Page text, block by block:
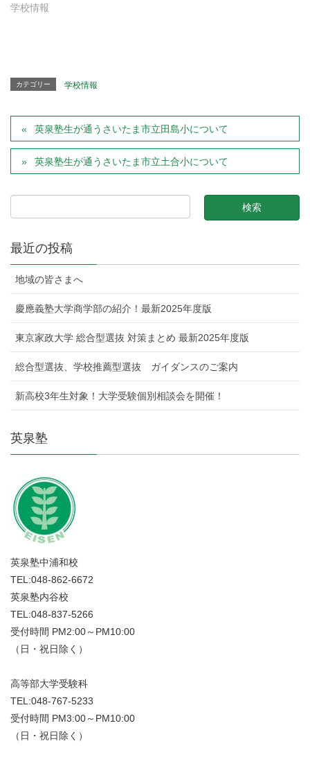
学校情報
カテゴリー 学校情報
英泉塾生が通うさいたま市立田島小について
英泉塾生が通うさいたま市立土合小について
最近の投稿
地域の皆さまへ
慶應義塾大学商学部の紹介！最新2025年度版
東京家政大学 総合型選抜 対策まとめ 最新2025年度版
総合型選抜、学校推薦型選抜 ガイダンスのご案内
新高校3年生対象！大学受験個別相談会を開催！
英泉塾
英泉塾中浦和校
TEL:048-862-6672
英泉塾内谷校
TEL:048-837-5266
受付時間 PM2:00～PM10:00
（日・祝日除く）
高等部大学受験科
TEL:048-767-5233
受付時間 PM3:00～PM10:00
（日・祝日除く）